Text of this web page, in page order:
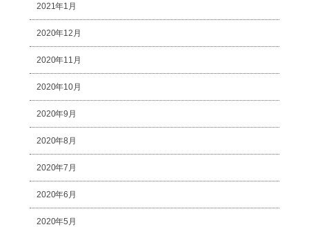
2021年1月
2020年12月
2020年11月
2020年10月
2020年9月
2020年8月
2020年7月
2020年6月
2020年5月